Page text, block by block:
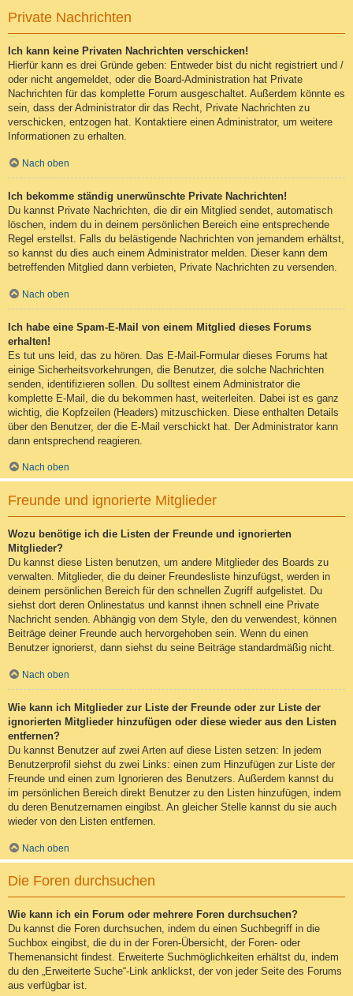
Private Nachrichten
Ich kann keine Privaten Nachrichten verschicken!
Hierfür kann es drei Gründe geben: Entweder bist du nicht registriert und /
oder nicht angemeldet, oder die Board-Administration hat Private
Nachrichten für das komplette Forum ausgeschaltet. Außerdem könnte es
sein, dass der Administrator dir das Recht, Private Nachrichten zu
verschicken, entzogen hat. Kontaktiere einen Administrator, um weitere
Informationen zu erhalten.
Nach oben
Ich bekomme ständig unerwünschte Private Nachrichten!
Du kannst Private Nachrichten, die dir ein Mitglied sendet, automatisch
löschen, indem du in deinem persönlichen Bereich eine entsprechende
Regel erstellst. Falls du belästigende Nachrichten von jemandem erhältst,
so kannst du dies auch einem Administrator melden. Dieser kann dem
betreffenden Mitglied dann verbieten, Private Nachrichten zu versenden.
Nach oben
Ich habe eine Spam-E-Mail von einem Mitglied dieses Forums
erhalten!
Es tut uns leid, das zu hören. Das E-Mail-Formular dieses Forums hat
einige Sicherheitsvorkehrungen, die Benutzer, die solche Nachrichten
senden, identifizieren sollen. Du solltest einem Administrator die
komplette E-Mail, die du bekommen hast, weiterleiten. Dabei ist es ganz
wichtig, die Kopfzeilen (Headers) mitzuschicken. Diese enthalten Details
über den Benutzer, der die E-Mail verschickt hat. Der Administrator kann
dann entsprechend reagieren.
Nach oben
Freunde und ignorierte Mitglieder
Wozu benötige ich die Listen der Freunde und ignorierten
Mitglieder?
Du kannst diese Listen benutzen, um andere Mitglieder des Boards zu
verwalten. Mitglieder, die du deiner Freundesliste hinzufügst, werden in
deinem persönlichen Bereich für den schnellen Zugriff aufgelistet. Du
siehst dort deren Onlinestatus und kannst ihnen schnell eine Private
Nachricht senden. Abhängig von dem Style, den du verwendest, können
Beiträge deiner Freunde auch hervorgehoben sein. Wenn du einen
Benutzer ignorierst, dann siehst du seine Beiträge standardmäßig nicht.
Nach oben
Wie kann ich Mitglieder zur Liste der Freunde oder zur Liste der
ignorierten Mitglieder hinzufügen oder diese wieder aus den Listen
entfernen?
Du kannst Benutzer auf zwei Arten auf diese Listen setzen: In jedem
Benutzerprofil siehst du zwei Links: einen zum Hinzufügen zur Liste der
Freunde und einen zum Ignorieren des Benutzers. Außerdem kannst du
im persönlichen Bereich direkt Benutzer zu den Listen hinzufügen, indem
du deren Benutzernamen eingibst. An gleicher Stelle kannst du sie auch
wieder von den Listen entfernen.
Nach oben
Die Foren durchsuchen
Wie kann ich ein Forum oder mehrere Foren durchsuchen?
Du kannst die Foren durchsuchen, indem du einen Suchbegriff in die
Suchbox eingibst, die du in der Foren-Übersicht, der Foren- oder
Themenansicht findest. Erweiterte Suchmöglichkeiten erhältst du, indem
du den „Erweiterte Suche“-Link anklickst, der von jeder Seite des Forums
aus verfügbar ist.